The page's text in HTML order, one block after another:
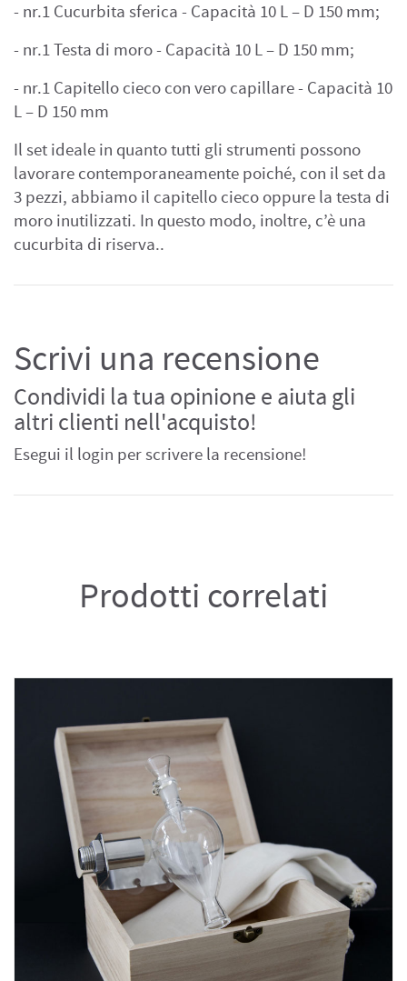
- nr.1 Cucurbita sferica - Capacità 10 L – D 150 mm;
- nr.1 Testa di moro - Capacità 10 L – D 150 mm;
- nr.1 Capitello cieco con vero capillare - Capacità 10
L – D 150 mm
Il set ideale in quanto tutti gli strumenti possono
lavorare contemporaneamente poiché, con il set da
3 pezzi, abbiamo il capitello cieco oppure la testa di
moro inutilizzati. In questo modo, inoltre, c’è una
cucurbita di riserva..
Scrivi una recensione
Condividi la tua opinione e aiuta gli
altri clienti nell'acquisto!
Esegui il login per scrivere la recensione!
Prodotti correlati